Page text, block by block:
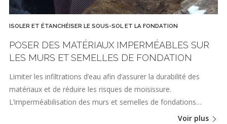
ISOLER ET ÉTANCHÉISER LE SOUS-SOL ET LA FONDATION
POSER DES MATÉRIAUX IMPERMÉABLES SUR
LES MURS ET SEMELLES DE FONDATION
Limiter les infiltrations d’eau afin d’assurer la durabilité des
matériaux et de réduire les risques de moisissure.
L’imperméabilisation des murs et semelles de fondations…
Voir plus